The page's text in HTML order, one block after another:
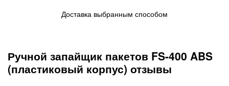
Доставка выбранным способом
Ручной запайщик пакетов FS-400 ABS
(пластиковый корпус) отзывы